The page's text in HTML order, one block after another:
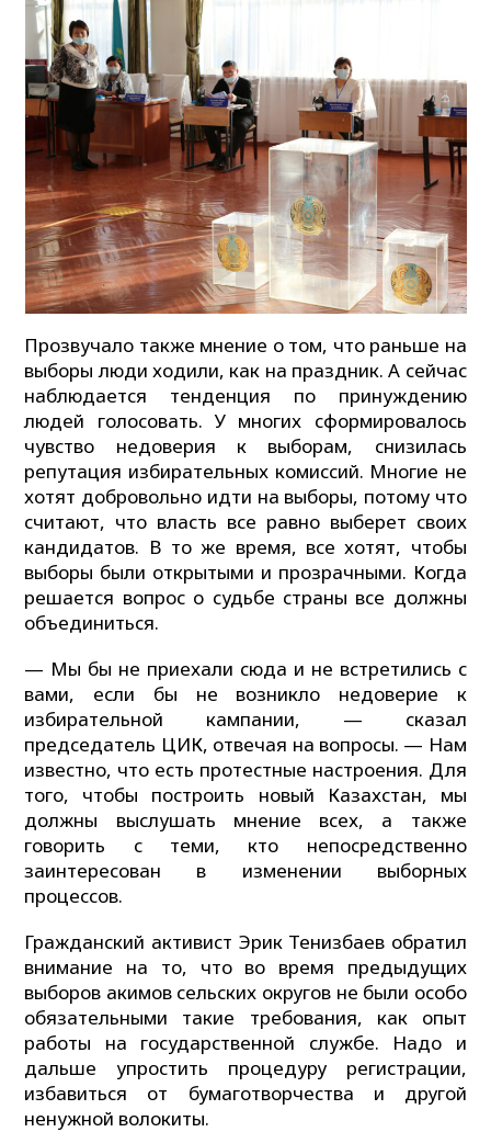
Прозвучало также мнение о том, что раньше на
выборы люди ходили, как на праздник. А сейчас
наблюдается тенденция по принуждению
людей голосовать. У многих сформировалось
чувство недоверия к выборам, снизилась
репутация избирательных комиссий. Многие не
хотят добровольно идти на выборы, потому что
считают, что власть все равно выберет своих
кандидатов. В то же время, все хотят, чтобы
выборы были открытыми и прозрачными. Когда
решается вопрос о судьбе страны все должны
объединиться.
— Мы бы не приехали сюда и не встретились с
вами, если бы не возникло недоверие к
избирательной кампании, — сказал
председатель ЦИК, отвечая на вопросы. — Нам
известно, что есть протестные настроения. Для
того, чтобы построить новый Казахстан, мы
должны выслушать мнение всех, а также
говорить с теми, кто непосредственно
заинтересован в изменении выборных
процессов.
Гражданский активист Эрик Тенизбаев обратил
внимание на то, что во время предыдущих
выборов акимов сельских округов не были особо
обязательными такие требования, как опыт
работы на государственной службе. Надо и
дальше упростить процедуру регистрации,
избавиться от бумаготворчества и другой
ненужной волокиты.